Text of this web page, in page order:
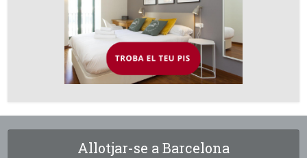
Allotjar-se a Barcelona